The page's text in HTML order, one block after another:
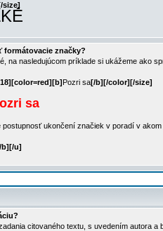
size]
formátovacie značky?
na nasledujúcom príklade si ukážeme ako
Pozri sa[/b][/color][/size]
sa
postupnosť ukončení značiek v poradí v
b][/u]
citovaného textu, s uvedením autora